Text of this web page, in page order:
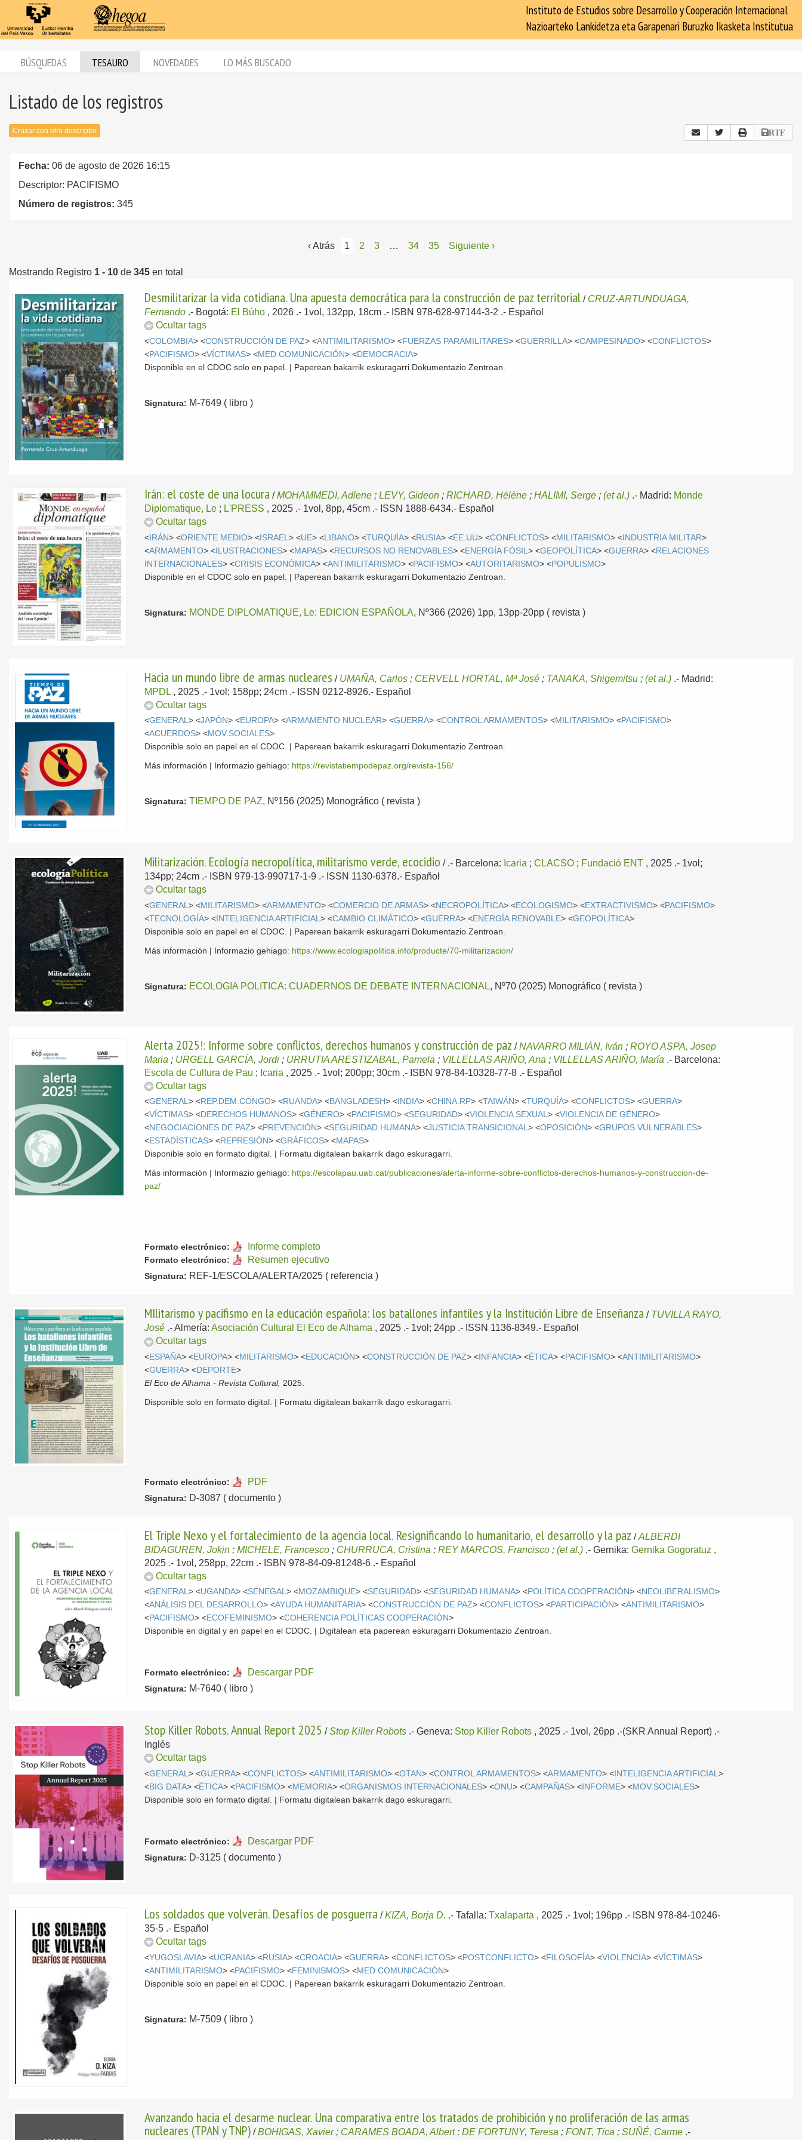
Instituto de Estudios sobre Desarrollo y Cooperación Internacional
Nazioarteko Lankidetza eta Garapenari Buruzko Ikasketa Institutua
BÚSQUEDAS TESAURO NOVEDADES LO MÁS BUSCADO
Listado de los registros
Cruzar con otro descriptor RTF
Fecha: 06 de agosto de 2026 16:15
Descriptor: PACIFISMO
Número de registros: 345
‹ Atrás 1 2 3 … 34 35 Siguiente ›
Mostrando Registro 1 - 10 de 345 en total
Desmilitarizar la vida cotidiana. Una apuesta democrática para la construcción de paz territorial / CRUZ-ARTUNDUAGA,
Fernando .- Bogotá: El Búho , 2026 .- 1vol, 132pp, 18cm .- ISBN 978-628-97144-3-2 .- Español
Ocultar tags
<COLOMBIA> <CONSTRUCCIÓN DE PAZ> <ANTIMILITARISMO> <FUERZAS PARAMILITARES> <GUERRILLA> <CAMPESINADO> <CONFLICTOS>
<PACIFISMO> <VÍCTIMAS> <MED.COMUNICACIÓN> <DEMOCRACIA>
Disponible en el CDOC solo en papel. | Paperean bakarrik eskuragarri Dokumentazio Zentroan.
Signatura: M-7649 ( libro )
Irán: el coste de una locura /MOHAMMEDI, Adlene ;LEVY, Gideon ;RICHARD, Hélène ;HALIMI, Serge ;(et al.) .- Madrid: Monde
Diplomatique, Le ; L'PRESS , 2025 .- 1vol, 8pp, 45cm .- ISSN 1888-6434.- Español
Ocultar tags
<IRÁN> <ORIENTE MEDIO> <ISRAEL> <UE> <LIBANO> <TURQUÍA> <RUSIA> <EE.UU> <CONFLICTOS> <MILITARISMO> <INDUSTRIA MILITAR>
<ARMAMENTO> <ILUSTRACIONES> <MAPAS> <RECURSOS NO RENOVABLES> <ENERGÍA FÓSIL> <GEOPOLÍTICA> <GUERRA> <RELACIONES
INTERNACIONALES> <CRISIS ECONÓMICA> <ANTIMILITARISMO> <PACIFISMO> <AUTORITARISMO> <POPULISMO>
Disponible en el CDOC solo en papel. | Paperean bakarrik eskuragarri Dokumentazio Zentroan.
Signatura: MONDE DIPLOMATIQUE, Le: EDICION ESPAÑOLA, Nº366 (2026) 1pp, 13pp-20pp ( revista )
Hacia un mundo libre de armas nucleares / UMAÑA, Carlos ; CERVELL HORTAL, Mª José ; TANAKA, Shigemitsu ;(et al.) .- Madrid:
MPDL , 2025 .- 1vol; 158pp; 24cm .- ISSN 0212-8926.- Español
Ocultar tags
<GENERAL> <JAPÓN> <EUROPA> <ARMAMENTO NUCLEAR> <GUERRA> <CONTROL ARMAMENTOS> <MILITARISMO> <PACIFISMO>
<ACUERDOS> <MOV.SOCIALES>
Disponible solo en papel en el CDOC. | Paperean bakarrik eskuragarri Dokumentazio Zentroan.
Más información | Informazio gehiago: https://revistatiempodepaz.org/revista-156/
Signatura: TIEMPO DE PAZ, Nº156 (2025) Monográfico ( revista )
Militarización. Ecología necropolítica, militarismo verde, ecocidio / .- Barcelona: Icaria ;CLACSO ; Fundació ENT , 2025 .- 1vol;
134pp; 24cm .- ISBN 979-13-990717-1-9 .- ISSN 1130-6378.- Español
Ocultar tags
<GENERAL> <MILITARISMO> <ARMAMENTO> <COMERCIO DE ARMAS> <NECROPOLÍTICA> <ECOLOGISMO> <EXTRACTIVISMO> <PACIFISMO>
<TECNOLOGÍA> <INTELIGENCIA ARTIFICIAL> <CAMBIO CLIMÁTICO> <GUERRA> <ENERGÍA RENOVABLE> <GEOPOLÍTICA>
Disponible solo en papel en el CDOC. | Paperean bakarrik eskuragarri Dokumentazio Zentroan.
Más información | Informazio gehiago: https://www.ecologiapolitica.info/producte/70-militarizacion/
Signatura: ECOLOGIA POLITICA: CUADERNOS DE DEBATE INTERNACIONAL, Nº70 (2025) Monográfico ( revista )
Alerta 2025!: Informe sobre conflictos, derechos humanos y construcción de paz /NAVARRO MILIÁN, Iván ;ROYO ASPA, Josep
Maria ; URGELL GARCÍA, Jordi ; URRUTIA ARESTIZABAL, Pamela ; VILLELLAS ARIÑO, Ana ; VILLELLAS ARIÑO, María .- Barcelona:
Escola de Cultura de Pau ; Icaria , 2025 .- 1vol; 200pp; 30cm .- ISBN 978-84-10328-77-8 .- Español
Ocultar tags
<GENERAL> <REP.DEM.CONGO> <RUANDA> <BANGLADESH> < INDIA> <CHINA.RP> <TAIWÁN> <TURQUÍA> <CONFLICTOS> <GUERRA>
<VÍCTIMAS> <DERECHOS HUMANOS> <GÉNERO> <PACIFISMO> <SEGURIDAD> <VIOLENCIA SEXUAL> <VIOLENCIA DE GÉNERO>
<NEGOCIACIONES DE PAZ> <PREVENCIÓN> <SEGURIDAD HUMANA> <JUSTICIA TRANSICIONAL> <OPOSICIÓN> <GRUPOS VULNERABLES>
<ESTADÍSTICAS> <REPRESIÓN> <GRÁFICOS> <MAPAS>
Disponible solo en formato digital. | Formatu digitalean bakarrik dago eskuragarri.
Más información | Informazio gehiago: https://escolapau.uab.cat/publicaciones/alerta-informe-sobre-conflictos-derechos-humanos-y-construccion-de-
paz/
Formato electrónico: Informe completo
Formato electrónico: Resumen ejecutivo
Signatura: REF-1/ESCOLA/ALERTA/2025 ( referencia )
MIlitarismo y pacifismo en la educación española: los batallones infantiles y la Institución Libre de Enseñanza / TUVILLA RAYO,
José .-Almería:Asociación Cultural El Eco de Alhama , 2025 .- 1vol; 24pp .- ISSN 1136-8349.- Español
Ocultar tags
<ESPAÑA> <EUROPA> <MILITARISMO> <EDUCACIÓN> <CONSTRUCCIÓN DE PAZ> < INFANCIA> <ÉTICA> <PACIFISMO> <ANTIMILITARISMO>
<GUERRA> <DEPORTE>
El Eco de Alhama - Revista Cultural, 2025.
Disponible solo en formato digital. | Formatu digitalean bakarrik dago eskuragarri.
Formato electrónico: PDF
Signatura: D-3087 ( documento )
El Triple Nexo y el fortalecimiento de la agencia local. Resignificando lo humanitario, el desarrollo y la paz /ALBERDI
BIDAGUREN, Jokin ;MICHELE, Francesco ; CHURRUCA, Cristina ;REY MARCOS, Francisco ;(et al.) .-Gernika:Gernika Gogoratuz ,
2025 .- 1vol, 258pp, 22cm .- ISBN 978-84-09-81248-6 .- Español
Ocultar tags
<GENERAL> <UGANDA> <SENEGAL> <MOZAMBIQUE> <SEGURIDAD> <SEGURIDAD HUMANA> <POLÍTICA COOPERACIÓN> <NEOLIBERALISMO>
<ANÁLISIS DEL DESARROLLO> <AYUDA HUMANITARIA> <CONSTRUCCIÓN DE PAZ> <CONFLICTOS> <PARTICIPACIÓN> <ANTIMILITARISMO>
<PACIFISMO> <ECOFEMINISMO> <COHERENCIA POLÍTICAS COOPERACIÓN>
Disponible en digital y en papel en el CDOC. | Digitalean eta paperean eskuragarri Dokumentazio Zentroan.
Formato electrónico: Descargar PDF
Signatura: M-7640 ( libro )
Stop Killer Robots. Annual Report 2025 /Stop Killer Robots .-Geneva: Stop Killer Robots , 2025 .- 1vol, 26pp .-(SKR Annual Report) .-
Inglés
Ocultar tags
<GENERAL> <GUERRA> <CONFLICTOS> <ANTIMILITARISMO> <OTAN> <CONTROL ARMAMENTOS> <ARMAMENTO> <INTELIGENCIA ARTIFICIAL>
<BIG DATA> <ÉTICA> <PACIFISMO> <MEMORIA> <ORGANISMOS INTERNACIONALES> <ONU> <CAMPAÑAS> <INFORME> <MOV.SOCIALES>
Disponible solo en formato digital. | Formatu digitalean bakarrik dago eskuragarri.
Formato electrónico: Descargar PDF
Signatura: D-3125 ( documento )
Los soldados que volverán. Desafíos de posguerra /KIZA, Borja D. .-Tafalla:Txalaparta , 2025 .- 1vol; 196pp .- ISBN 978-84-10246-
35-5 .- Español
Ocultar tags
<YUGOSLAVIA> <UCRANIA> <RUSIA> <CROACIA> <GUERRA> <CONFLICTOS> <POSTCONFLICTO> <FILOSOFÍA> <VIOLENCIA> <VÍCTIMAS>
<ANTIMILITARISMO> <PACIFISMO> <FEMINISMOS> <MED.COMUNICACIÓN>
Disponible solo en papel en el CDOC. | Paperean bakarrik eskuragarri Dokumentazio Zentroan.
Signatura: M-7509 ( libro )
Avanzando hacia el desarme nuclear. Una comparativa entre los tratados de prohibición y no proliferación de las armas
nucleares (TPAN y TNP) /BOHIGAS, Xavier; CARAMES BOADA, Albert;DE FORTUNY, Teresa ;FONT, Tica ;SUÑÉ, Carme .-